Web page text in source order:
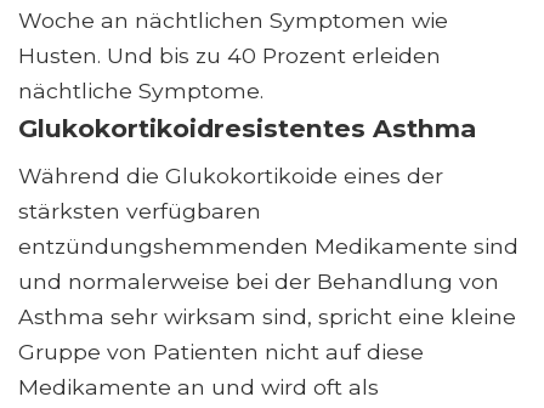
Woche an nächtlichen Symptomen wie
Husten. Und bis zu 40 Prozent erleiden
nächtliche Symptome.
Glukokortikoidresistentes Asthma
Während die Glukokortikoide eines der
stärksten verfügbaren
entzündungshemmenden Medikamente sind
und normalerweise bei der Behandlung von
Asthma sehr wirksam sind, spricht eine kleine
Gruppe von Patienten nicht auf diese
Medikamente an und wird oft als